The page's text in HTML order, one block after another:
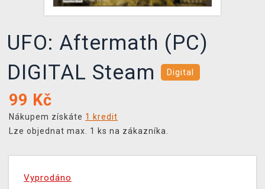
UFO: Aftermath (PC)
DIGITAL Steam
Digital
99 Kč
Nákupem získáte 1 kredit
Lze objednat max. 1 ks na zákazníka.
Vyprodáno